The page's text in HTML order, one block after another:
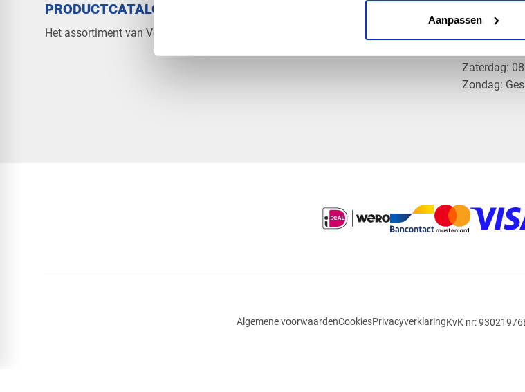
Aanpassen
PRODUCTCATALOGUS 2026
Het assortiment van Vos Products
​Zaterdag:
​Zondag:
Algemene voorwaardenCookiesPrivacyverklaringKvK nr: 93021976